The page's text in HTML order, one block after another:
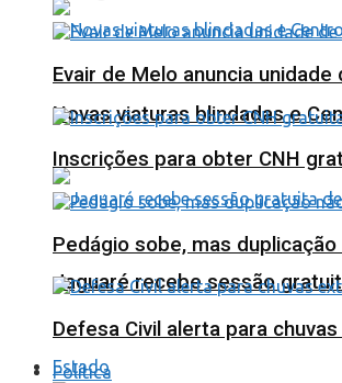
Novas viaturas blindadas e
Jaguaré recebe sessão
Estado
Evair de Melo anuncia
Inscrições para obter CNH
Pedágio sobe, mas
Defesa Civil alerta para
Política